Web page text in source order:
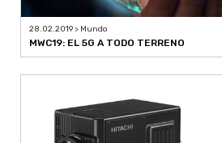
28.02.2019 > Mundo
MWC19: EL 5G A TODO TERRENO